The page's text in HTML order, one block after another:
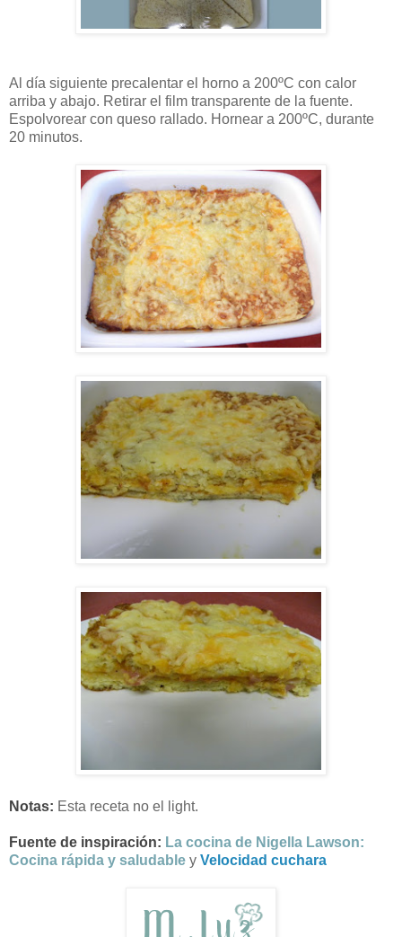
Al día siguiente precalentar el horno a 200ºC con calor
arriba y abajo. Retirar el film transparente de la fuente.
Espolvorear con queso rallado. Hornear a 200ºC, durante
20 minutos.
Notas: Esta receta no el light.
Fuente de inspiración: La cocina de Nigella Lawson:
Cocina rápida y saludable y Velocidad cuchara